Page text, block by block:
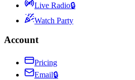
Live Radio🔒
Watch Party
Account
Pricing
Email🔒